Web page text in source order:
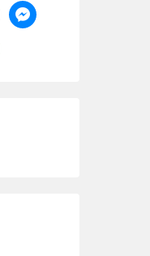
messenger